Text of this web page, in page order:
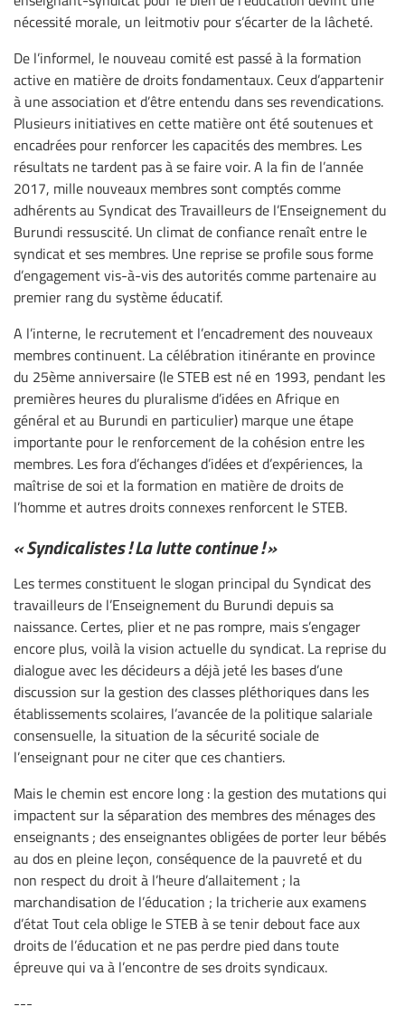
nécessité morale, un leitmotiv pour s’écarter de la lâcheté.
De l’informel, le nouveau comité est passé à la formation
active en matière de droits fondamentaux. Ceux d’appartenir
à une association et d’être entendu dans ses revendications.
Plusieurs initiatives en cette matière ont été soutenues et
encadrées pour renforcer les capacités des membres. Les
résultats ne tardent pas à se faire voir. A la fin de l’année
2017, mille nouveaux membres sont comptés comme
adhérents au Syndicat des Travailleurs de l’Enseignement du
Burundi ressuscité. Un climat de confiance renaît entre le
syndicat et ses membres. Une reprise se profile sous forme
d’engagement vis-à-vis des autorités comme partenaire au
premier rang du système éducatif.
A l’interne, le recrutement et l’encadrement des nouveaux
membres continuent. La célébration itinérante en province
du 25ème anniversaire (le STEB est né en 1993, pendant les
premières heures du pluralisme d’idées en Afrique en
général et au Burundi en particulier) marque une étape
importante pour le renforcement de la cohésion entre les
membres. Les fora d’échanges d’idées et d’expériences, la
maîtrise de soi et la formation en matière de droits de
l’homme et autres droits connexes renforcent le STEB.
« Syndicalistes ! La lutte continue ! »
Les termes constituent le slogan principal du Syndicat des
travailleurs de l’Enseignement du Burundi depuis sa
naissance. Certes, plier et ne pas rompre, mais s’engager
encore plus, voilà la vision actuelle du syndicat. La reprise du
dialogue avec les décideurs a déjà jeté les bases d’une
discussion sur la gestion des classes pléthoriques dans les
établissements scolaires, l’avancée de la politique salariale
consensuelle, la situation de la sécurité sociale de
l’enseignant pour ne citer que ces chantiers.
Mais le chemin est encore long : la gestion des mutations qui
impactent sur la séparation des membres des ménages des
enseignants ; des enseignantes obligées de porter leur bébés
au dos en pleine leçon, conséquence de la pauvreté et du
non respect du droit à l’heure d’allaitement ; la
marchandisation de l’éducation ; la tricherie aux examens
d’état Tout cela oblige le STEB à se tenir debout face aux
droits de l’éducation et ne pas perdre pied dans toute
épreuve qui va à l’encontre de ses droits syndicaux.
---